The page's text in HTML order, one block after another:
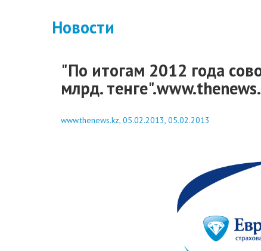
Новости
"По итогам 2012 года
млрд.
www.thenews.kz, 05.02.2013, 05.02.2013